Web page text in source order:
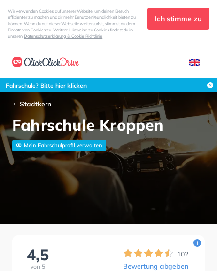
Wir verwenden Cookies auf unserer Website, um deinen Besuch
effizienter zu machen und dir mehr Benutzerfreundlichkeit bieten zu
können. Wenn du auf dieser Webseite weitersurfst, stimmst du dem
Einsatz von Cookies zu. Weitere Hinweise zu Cookies findest du in
unserenDatenschutzerklärung & Cookie Richtlinie
Ich stimme zu
Fahrschule? Bitte hier klicken
Stadtkern
Fahrschule Kroppen
Mein Fahrschulprofil verwalten
4,5
von 5
102
Bewertung abgeben
i